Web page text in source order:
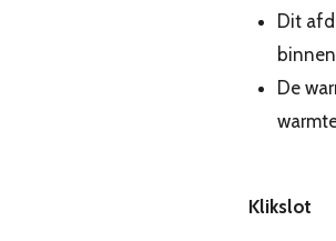
Dit
De
Klikslot